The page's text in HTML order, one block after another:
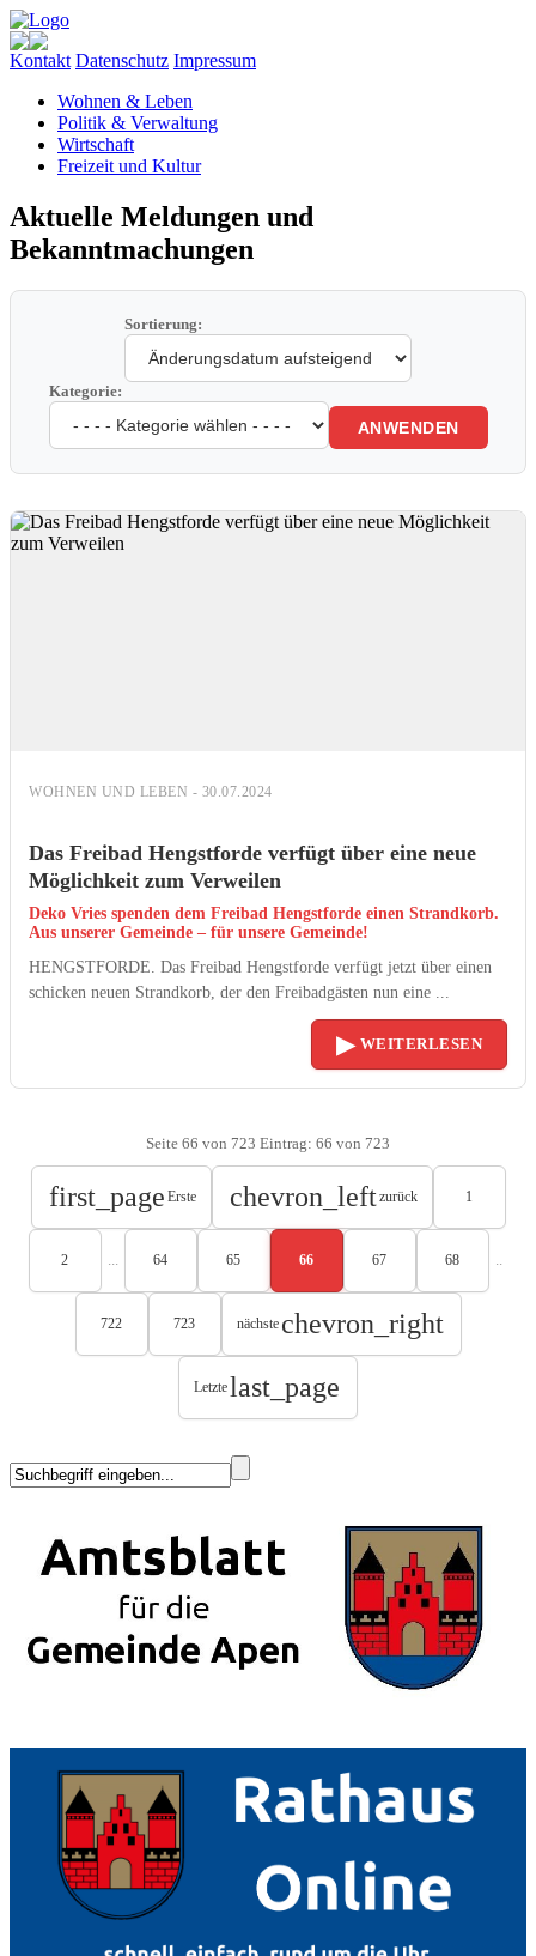
Kontakt Datenschutz Impressum
Wohnen & Leben
Politik & Verwaltung
Wirtschaft
Freizeit und Kultur
Aktuelle Meldungen und
Bekanntmachungen
Sortierung:
Kategorie:
ANWENDEN
WOHNEN UND LEBEN - 30.07.2024
Das Freibad Hengstforde verfügt über eine neue
Möglichkeit zum Verweilen
Deko Vries spenden dem Freibad Hengstforde einen Strandkorb.
Aus unserer Gemeinde – für unsere Gemeinde!
HENGSTFORDE. Das Freibad Hengstforde verfügt jetzt über einen
schicken neuen Strandkorb, der den Freibadgästen nun eine ...
▶ WEITERLESEN
Seite 66 von 723 Eintrag: 66 von 723
first_page Erste chevron_leftzurück 1
2 ... 64 65 66 67 68 ..
722 723 nächste chevron_right
Letztelast_page